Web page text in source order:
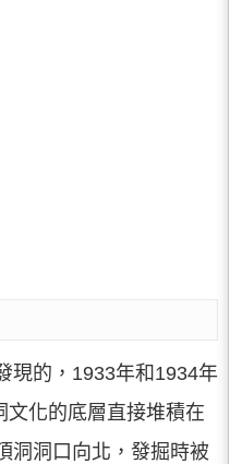
現的，1933年和1934年
化的底層直接堆積在
洞洞口向北，發掘時被